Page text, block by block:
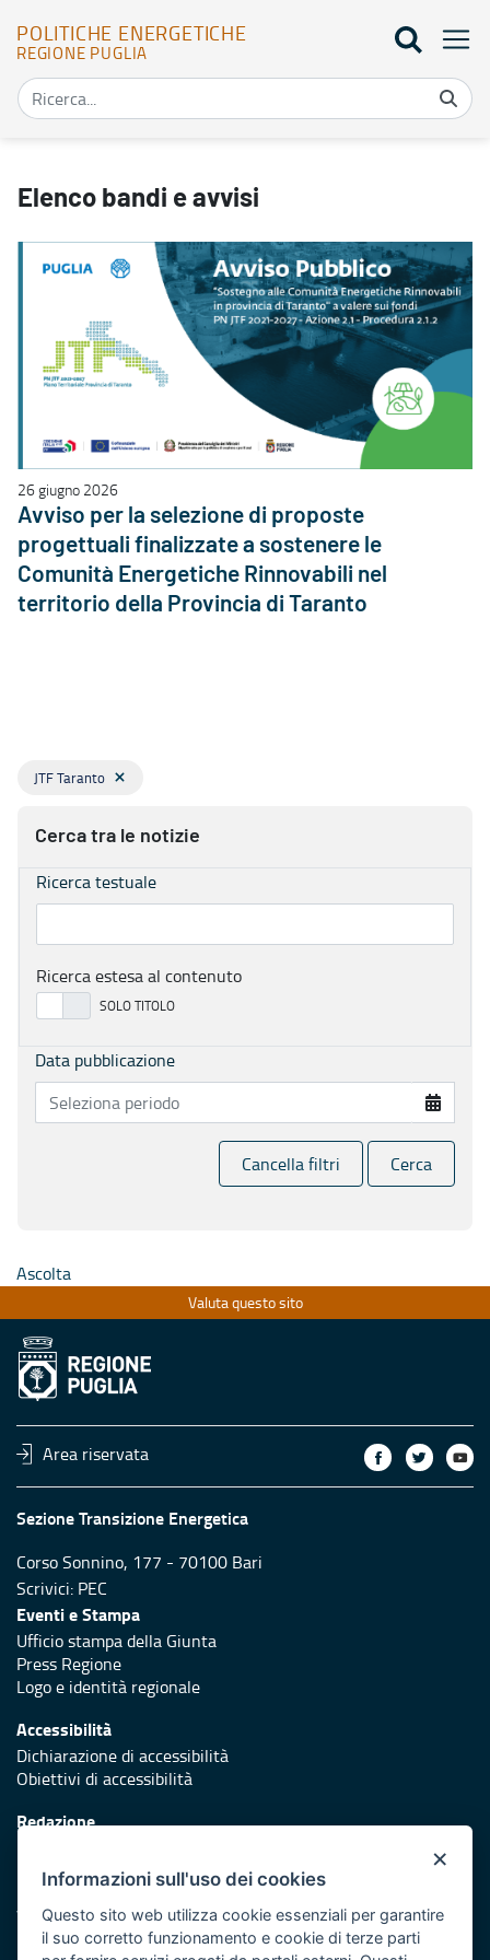
POLITICHE ENERGETICHE
REGIONE PUGLIA
Elenco bandi e avvisi
26 giugno 2026
Avviso per la selezione di proposte
progettuali finalizzate a sostenere le
Comunità Energetiche Rinnovabili nel
territorio della Provincia di Taranto
JTF Taranto
Cerca tra le notizie
Ricerca testuale
Ricerca estesa al contenuto
Data pubblicazione
Cancella filtri Cerca
Ascolta
Valuta questo sito
Area riservata
Sezione Transizione Energetica
Corso Sonnino, 177 - 70100 Bari
Scrivici: PEC
Eventi e Stampa
Ufficio stampa della Giunta
Press Regione
Logo e identità regionale
Accessibilità
Dichiarazione di accessibilità
Obiettivi di accessibilità
Redazione
Protezione civile
Vai al sito di Protezione Civile Puglia
×
Informazioni sull'uso dei cookies
Questo sito web utilizza cookie essenziali per garantire
il suo corretto funzionamento e cookie di terze parti